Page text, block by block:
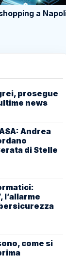
a
prosegue
news
Andrea
di Stelle
l’allarme
come si